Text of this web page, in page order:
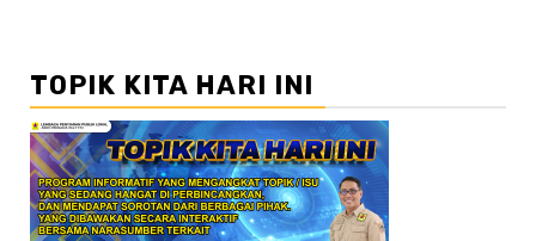
TOPIK KITA HARI INI